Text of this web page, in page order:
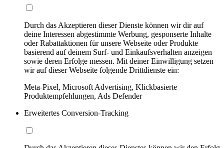
Durch das Akzeptieren dieser Dienste können wir dir auf
deine Interessen abgestimmte Werbung, gesponserte Inhalte
oder Rabattaktionen für unsere Webseite oder Produkte
basierend auf deinem Surf- und Einkaufsverhalten anzeigen
sowie deren Erfolge messen. Mit deiner Einwilligung setzen
wir auf dieser Webseite folgende Drittdienste ein:
Meta-Pixel, Microsoft Advertising, Klickbasierte
Produktempfehlungen, Ads Defender
Erweitertes Conversion-Tracking